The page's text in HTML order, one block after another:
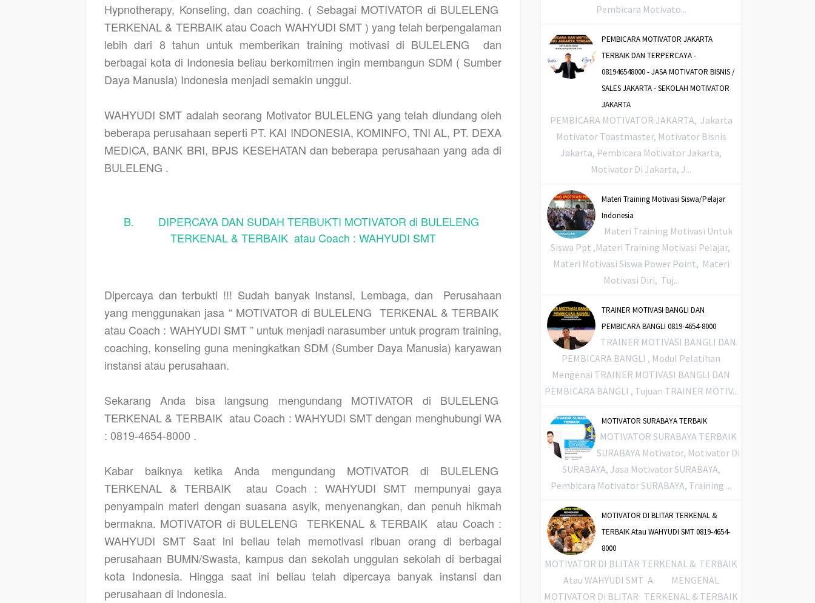
Hypnotherapy, Konseling, dan coaching. ( Sebagai MOTIVATOR di BULELENG
TERKENAL & TERBAIK atau Coach WAHYUDI SMT ) yang telah berpengalaman
lebih dari 8 tahun untuk memberikan training motivasi di BULELENG
dan
berbagai kota di Indonesia beliau berkomitmen ingin membangun SDM ( Sumber
Daya Manusia) Indonesia menjadi semakin unggul.
WAHYUDI SMT adalah seorang Motivator BULELENG yang telah diundang oleh
beberapa perusahaan seperti PT. KAI INDONESIA, KOMINFO, TNI AL, PT. DEXA
MEDICA, BANK BRI, BPJS KESEHATAN dan beberapa perusahaan yang ada di
BULELENG .
B. DIPERCAYA DAN SUDAH TERBUKTI MOTIVATOR di BULELENG
TERKENAL & TERBAIK atau Coach : WAHYUDI SMT
Dipercaya dan terbukti !!! Sudah banyak Instansi, Lembaga, dan
Perusahaan
yang menggunakan jasa “ MOTIVATOR di BULELENG TERKENAL & TERBAIK
atau Coach : WAHYUDI SMT ” untuk menjadi narasumber untuk program training,
coaching, konseling guna meningkatkan SDM (Sumber Daya Manusia) karyawan
instansi atau perusahaan.
Sekarang Anda bisa langsung mengundang MOTIVATOR di BULELENG
TERKENAL & TERBAIK atau Coach : WAHYUDI SMT dengan menghubungi WA
: 0819-4654-8000 .
Kabar baiknya ketika Anda mengundang MOTIVATOR di BULELENG
TERKENAL & TERBAIK
atau Coach : WAHYUDI SMT mempunyai gaya
penyampain materi dengan suasana asyik, menyenangkan, dan penuh hikmah
bermakna. MOTIVATOR di BULELENG
TERKENAL & TERBAIK atau Coach :
WAHYUDI SMT Saat ini beliau telah memotivasi ribuan orang di berbagai
perusahaan BUMN/Swasta, kampus dan sekolah unggulan sekolah di berbagai
kota Indonesia. Hingga saat ini beliau telah dipercaya banyak instansi dan
perusahaan di Indonesia.
Pembicara Motivato...
PEMBICARA MOTIVATOR JAKARTA
TERBAIK DAN TERPERCAYA -
081946548000 - JASA MOTIVATOR BISNIS /
SALES JAKARTA - SEKOLAH MOTIVATOR
JAKARTA
PEMBICARA MOTIVATOR JAKARTA, Jakarta
Motivator Toastmaster, Motivator Bisnis
Jakarta, Pembicara Motivator Jakarta,
Motivator Di Jakarta, J...
Materi Training Motivasi Siswa/Pelajar
Indonesia
Materi Training Motivasi Untuk
Siswa Ppt ,Materi Training Motivasi Pelajar,
Materi Motivasi Siswa Power Point, Materi
Motivasi Diri, Tuj...
TRAINER MOTIVASI BANGLI DAN
PEMBICARA BANGLI 0819-4654-8000
TRAINER MOTIVASI BANGLI DAN
PEMBICARA BANGLI , Modul Pelatihan
Mengenai TRAINER MOTIVASI BANGLI DAN
PEMBICARA BANGLI , Tujuan TRAINER MOTIV...
MOTIVATOR SURABAYA TERBAIK
MOTIVATOR SURABAYA TERBAIK
SURABAYA Motivator, Motivator Di
SURABAYA, Jasa Motivator SURABAYA,
Pembicara Motivator SURABAYA, Training ...
MOTIVATOR DI BLITAR TERKENAL &
TERBAIK Atau WAHYUDI SMT 0819-4654-
8000
MOTIVATOR DI BLITAR TERKENAL & TERBAIK
Atau WAHYUDI SMT A. MENGENAL
MOTIVATOR Di BLITAR TERKENAL & TERBAIK